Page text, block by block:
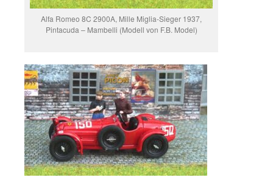
Alfa Romeo 8C 2900A, Mille Miglia-Sieger 1937,
Pintacuda – Mambelli (Modell von F.B. Model)